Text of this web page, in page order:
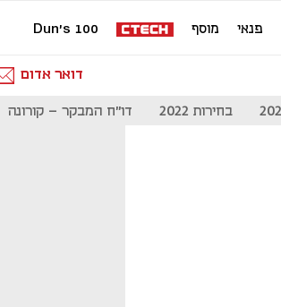
פנאי מוסף Dun's 100
דואר אדום
בחירות 2022 דו"ח המבקר - קורונה